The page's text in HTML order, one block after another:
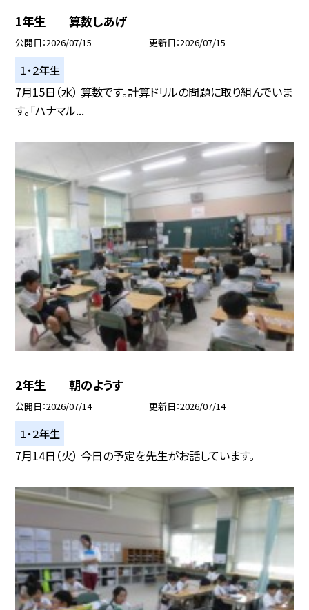
1年生 算数しあげ
公開日 2026/07/15 更新日 2026/07/15
１・２年生
7月15日（水） 算数です。計算ドリルの問題に取り組んでいま
す。「ハナマル...
2年生 朝のようす
公開日 2026/07/14 更新日 2026/07/14
１・２年生
7月14日（火） 今日の予定を先生がお話しています。